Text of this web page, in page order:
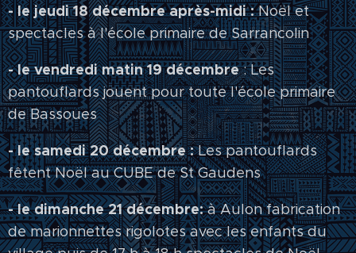
- le jeudi 18 décembre après-midi :Noël et
spectacles à l'école primaire de Sarrancolin
- le vendredi matin 19 décembre: Les
pantouflards jouent pour toute l'école primaire
de Bassoues
- le samedi 20 décembre :Les pantouflards
fêtent Noël au CUBE de St Gaudens
- le dimanche 21 décembre:à Aulon fabrication
de marionnettes rigolotes avec les enfants du